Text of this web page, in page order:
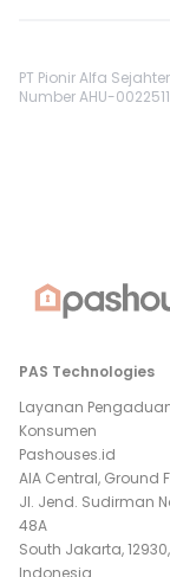
PT Pionir Alfa
Number AHU-
PAS Technologies
Layanan
Konsumen
Pashouses.id
AIA Central, Ground
Jl. Jend. Sudirman
48A
South Jakarta, 12930,
Indonesia